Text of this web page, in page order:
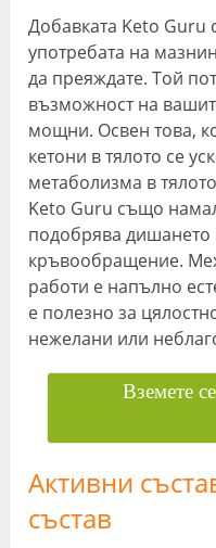
Добавката Keto Guru
употребата на
да преяждате. Той
възможност на
мощни. Освен това,
кетони в тялото се
метаболизма в
Keto Guru също
подобрява
кръвообращение.
работи е напълно
е полезно за
нежелани или
Вземете
Активни
състав